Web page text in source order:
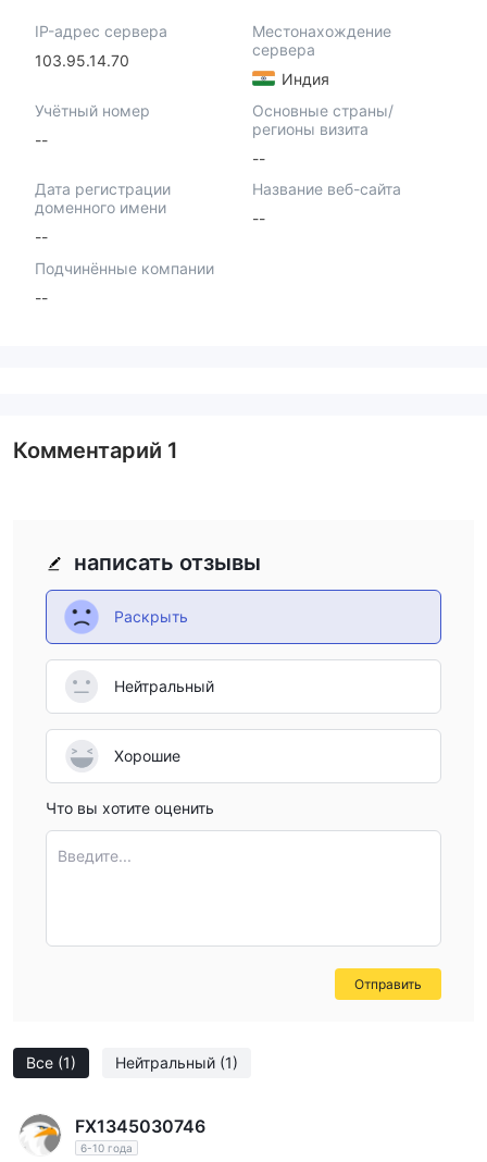
IP-адрес сервера
103.95.14.70
Местонахождение
сервера
Индия
Учётный номер
--
Основные страны/
регионы визита
--
Дата регистрации
доменного имени
--
Название веб-сайта
--
Подчинённые компании
--
Все (1) Нейтральный (1)
FX1345030746
6-10 года
написать отзывы
Раскрыть
Нейтральный
Хорошие
Что вы хотите оценить
Введите...
Отправить
Комментарий 1